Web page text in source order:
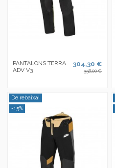
PANTALONS TERRA
ADV V3
304,30 €
358,00 €
De rebaixa!
-15%